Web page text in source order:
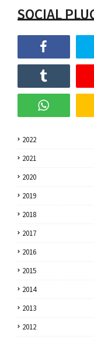
SOCIAL
2022
2021
2020
2019
2018
2017
2016
2015
2014
2013
2012